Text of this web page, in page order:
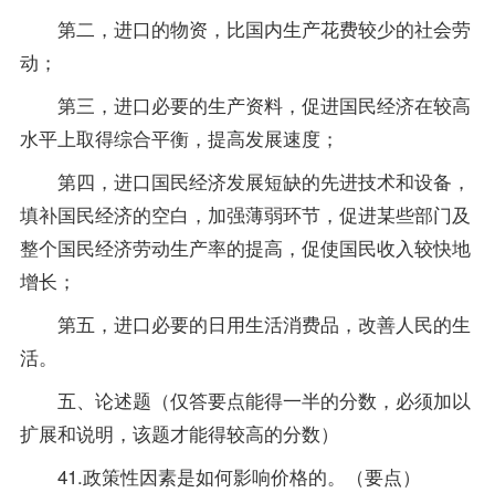
第二，进口的物资，比国内生产花费较少的社会劳
动；
第三，进口必要的生产资料，促进国民经济在较高
水平上取得综合平衡，提高发展速度；
第四，进口国民经济发展短缺的先进技术和设备，
填补国民经济的空白，加强薄弱环节，促进某些部门及
整个国民经济劳动生产率的提高，促使国民收入较快地
增长；
第五，进口必要的日用生活消费品，改善人民的生
活。
五、论述题（仅答要点能得一半的分数，必须加以
扩展和说明，该题才能得较高的分数）
41.政策性因素是如何影响价格的。（要点）